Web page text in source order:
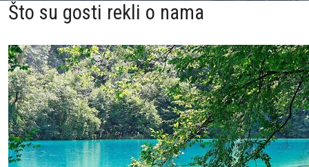
Što su gosti rekli o nama